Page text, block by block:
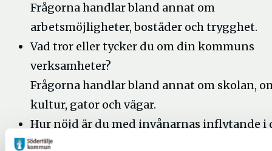
Frågorna handlar bland annat om
arbetsmöjligheter, bostäder och trygghet.
Vad tror eller tycker du om din kommuns
verksamheter?
Frågorna handlar bland annat om skolan,
kultur, gator och vägar.
Hur nöjd är du med invånarnas inflytande i
kommun?